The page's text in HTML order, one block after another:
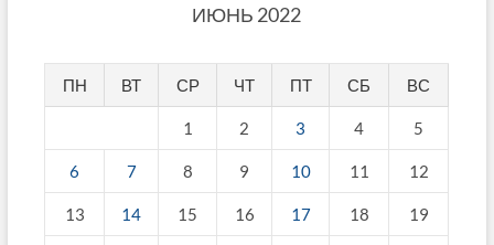
ИЮНЬ 2022
ПН ВТ СР ЧТ ПТ СБ ВС
1 2 3 4 5
6 7 8 9 10 11 12
13 14 15 16 17 18 19